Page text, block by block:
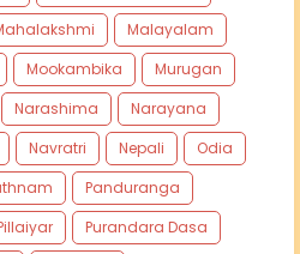
Malayalam
Mookambika
Murugan
Narashima
Narayana
Navratri Nepali
Odia
Panduranga
Purandara Dasa